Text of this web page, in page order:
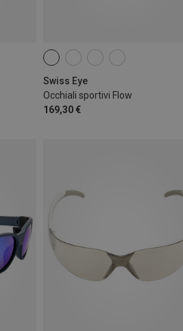
Swiss Eye
Occhiali sportivi Flow
169,30 €